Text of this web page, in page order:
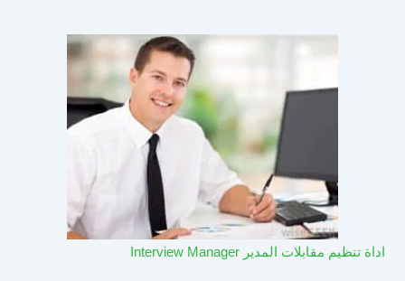
اداة تنظيم مقابلات المدير Interview Manager